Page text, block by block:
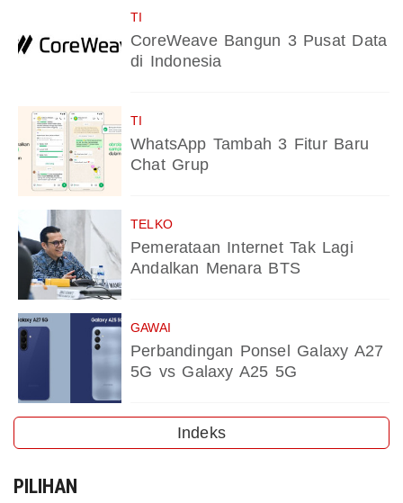
TI
CoreWeave Bangun 3 Pusat Data
di Indonesia
TI
WhatsApp Tambah 3 Fitur Baru
Chat Grup
TELKO
Pemerataan Internet Tak Lagi
Andalkan Menara BTS
GAWAI
Perbandingan Ponsel Galaxy A27
5G vs Galaxy A25 5G
Indeks
PILIHAN